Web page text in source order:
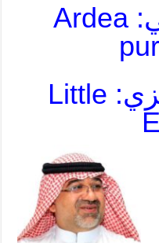
الإسم العلمي: Ardea
الإسم الإنجليزي: Little